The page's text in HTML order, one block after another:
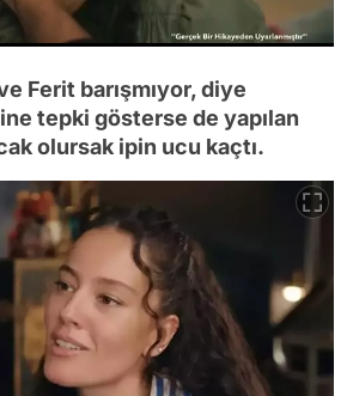
Ferit barışmıyor, diye
tepki gösterse de yapılan
olursak ipin ucu kaçtı.